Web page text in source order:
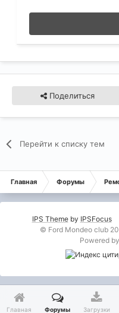
Поделиться
Перейти к списку тем
Главная Форумы
IPS Themeby IPSFocus
© Ford Mondeo club
Powered
Главная Форумы Загрузки